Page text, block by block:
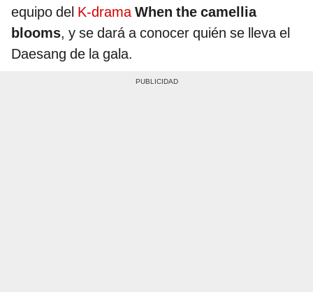
equipo del K-drama When the camellia
blooms, y se dará a conocer quién se lleva el
Daesang de la gala.